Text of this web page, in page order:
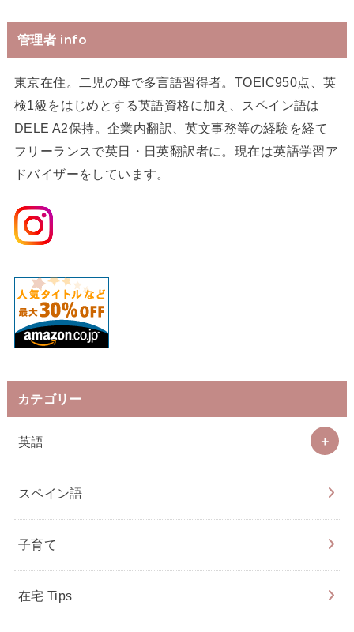
管理者 info
東京在住。二児の母で多言語習得者。TOEIC950点、英
検1級をはじめとする英語資格に加え、スペイン語は
DELE A2保持。企業内翻訳、英文事務等の経験を経て
フリーランスで英日・日英翻訳者に。現在は英語学習ア
ドバイザーをしています。
カテゴリー
英語
スペイン語
子育て
在宅 Tips